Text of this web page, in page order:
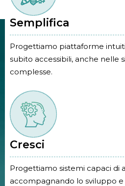
Semplifica
Progettiamo piattaforme
subito accessibili, anche nelle
complesse.
Cresci
Progettiamo sistemi capaci di
accompagnando lo sviluppo e